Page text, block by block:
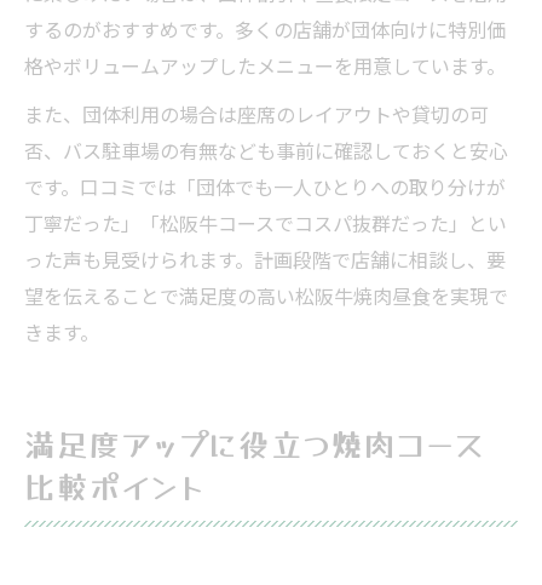
するのがおすすめです。多くの店舗が団体向けに特別価
格やボリュームアップしたメニューを用意しています。
また、団体利用の場合は座席のレイアウトや貸切の可
否、バス駐車場の有無なども事前に確認しておくと安心
です。口コミでは「団体でも一人ひとりへの取り分けが
丁寧だった」「松阪牛コースでコスパ抜群だった」とい
った声も見受けられます。計画段階で店舗に相談し、要
望を伝えることで満足度の高い松阪牛焼肉昼食を実現で
きます。
満足度アップに役立つ焼肉コース
比較ポイント